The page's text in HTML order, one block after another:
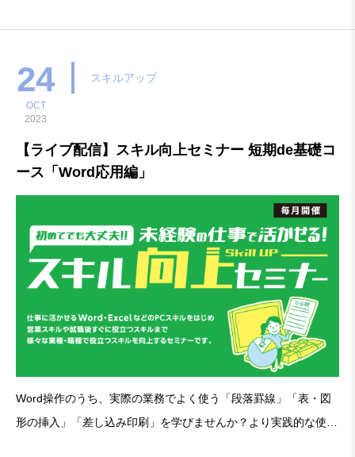
式会社サクアバウト代表。
24
OCT
2023
スキルアップ
【ライブ配信】スキル向上セミナー 短期de基礎コ
ース「Word応用編」
Word操作のうち、実際の業務でよく使う「段落罫線」「表・図
形の挿入」「差し込み印刷」を学びませんか？より実践的な使い